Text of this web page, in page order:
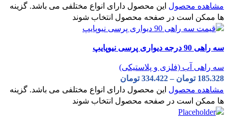
مشاهده محصول این محصول دارای انواع مختلفی می باشد. گزینه
ها ممکن است در صفحه محصول انتخاب شوند
سه راهی 90 درجه دیواری پرسی نیوپایپ
سه راهی آب (فلزی و پلاستیکی)
185.328 تومان –
334.422 تومان
مشاهده محصول این محصول دارای انواع مختلفی می باشد. گزینه
ها ممکن است در صفحه محصول انتخاب شوند